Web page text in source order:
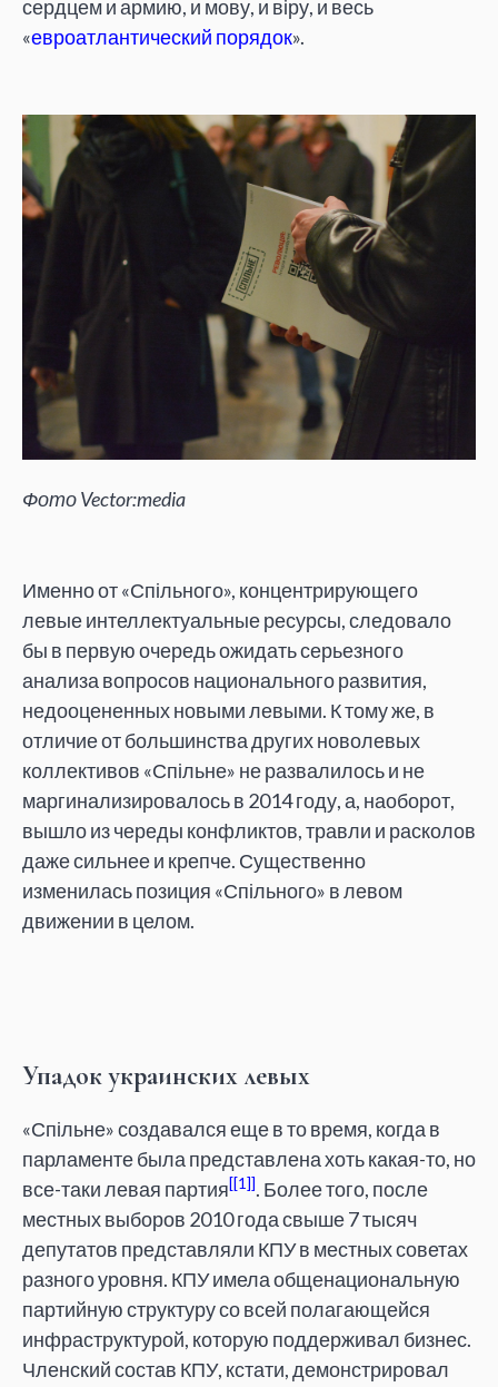
сердцем и армию, и мову, и віру, и весь
«евроатлантический порядок».
Фото Vector:media
Именно от «Спільного», концентрирующего
левые интеллектуальные ресурсы, следовало
бы в первую очередь ожидать серьезного
анализа вопросов национального развития,
недооцененных новыми левыми. К тому же, в
отличие от большинства других новолевых
коллективов «Спільне» не развалилось и не
маргинализировалось в 2014 году, а, наоборот,
вышло из череды конфликтов, травли и расколов
даже сильнее и крепче. Существенно
изменилась позиция «Спільного» в левом
движении в целом.
Упадок украинских левых
«Спільне» создавался еще в то время, когда в
парламенте была представлена хоть какая-то, но
все-таки левая партия [1] . Более того, после
местных выборов 2010 года свыше 7 тысяч
депутатов представляли КПУ в местных советах
разного уровня. КПУ имела общенациональную
партийную структуру со всей полагающейся
инфраструктурой, которую поддерживал бизнес.
Членский состав КПУ, кстати, демонстрировал